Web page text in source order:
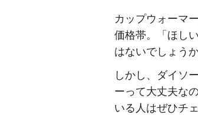
カップウォーマ
価格帯。「ほし
はないでしょう
しかし、ダイソ
ーって大丈夫な
いる人はぜひチ